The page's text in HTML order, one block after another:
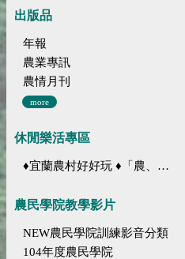
出版品
年報
農業專訊
農情月刊
more
休閒樂活專區
♦宜蘭農村好好玩 ♦「農、藝、山、水」四條遊程推薦
農民學院教學影片
NEW農民學院訓練影音分類
104年度農民學院